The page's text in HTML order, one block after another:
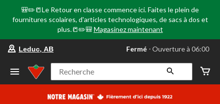
🎒✏️📒Le Retour en classe commence ici. Faites le plein de
fournitures scolaires, d'articles technologiques, de sacs à dos et
plus.📒✏️🎒 Magasinez maintenant
votre
préféré
Leduc,
AB,
courament
Leduc, AB Fermé ⋅ Ouverture à 06:00
Recherche